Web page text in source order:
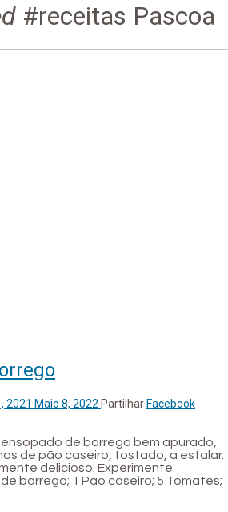
#receitas Pascoa
2021 Maio 8, 2022 Partilhar Facebook
de borrego bem apurado,
de pão caseiro, tostado, a estalar.
delicioso. Experimente.
borrego; 1 Pão caseiro; 5 Tomates;